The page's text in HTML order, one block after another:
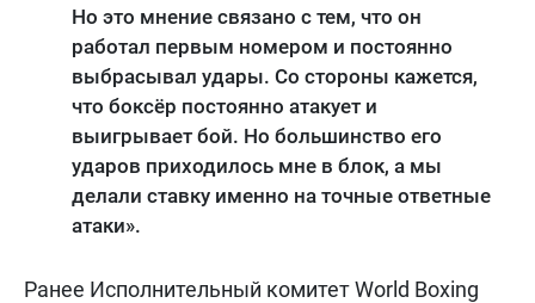
Но это мнение связано с тем, что он
работал первым номером и постоянно
выбрасывал удары. Со стороны кажется,
что боксёр постоянно атакует и
выигрывает бой. Но большинство его
ударов приходилось мне в блок, а мы
делали ставку именно на точные ответные
атаки».
Ранее Исполнительный комитет World Boxing